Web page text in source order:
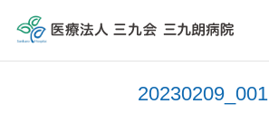
20230209_001